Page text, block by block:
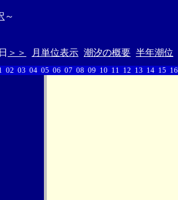
～
＞＞ 月単位表示 潮汐の概要 半年潮位
02 03 04 05 06 07 08 09 10 11 12 13 14 15 16